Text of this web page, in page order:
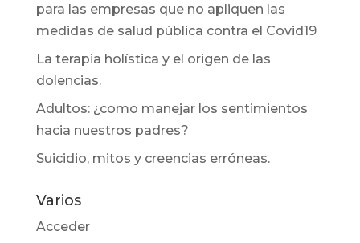
para las empresas que no apliquen las
medidas de salud pública contra el Covid19
La terapia holística y el origen de las
dolencias.
Adultos: ¿como manejar los sentimientos
hacia nuestros padres?
Suicidio, mitos y creencias erróneas.
Varios
Acceder